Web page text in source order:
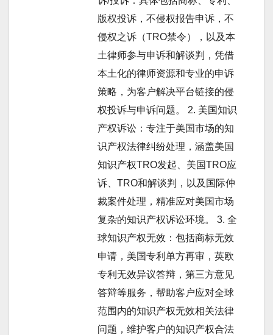
版权投诉，不侵权报告申诉，不
侵权之诉（TRO禁令），以及本
土律师参与申诉和解谈判，凭借
本土化的律师资源和专业的申诉
策略，为客户解决平台链接的侵
权投诉与申诉问题。 2. 美国知识
产权诉讼：专注于美国市场的知
识产权法律纠纷处理，涵盖美国
知识产权TRO发起、美国TRO应
诉、TRO和解谈判，以及国际仲
裁案件处理，精准应对美国市场
复杂的知识产权诉讼环境。 3. 全
球知识产权无效：包括商标无效
申请，美国专利单方再审，英欧
专利无效异议答辩，第三方意见
答辩等服务，帮助客户应对全球
范围内的知识产权无效相关法律
问题，维护客户的知识产权合法